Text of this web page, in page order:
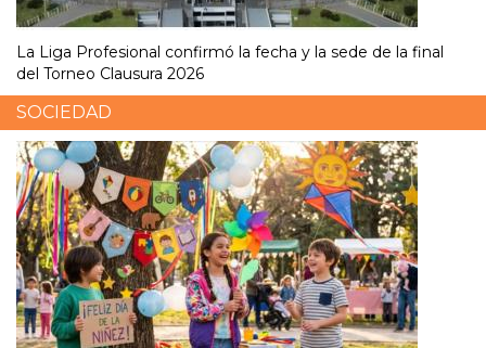
La Liga Profesional confirmó la fecha y la sede de la final
del Torneo Clausura 2026
SOCIEDAD